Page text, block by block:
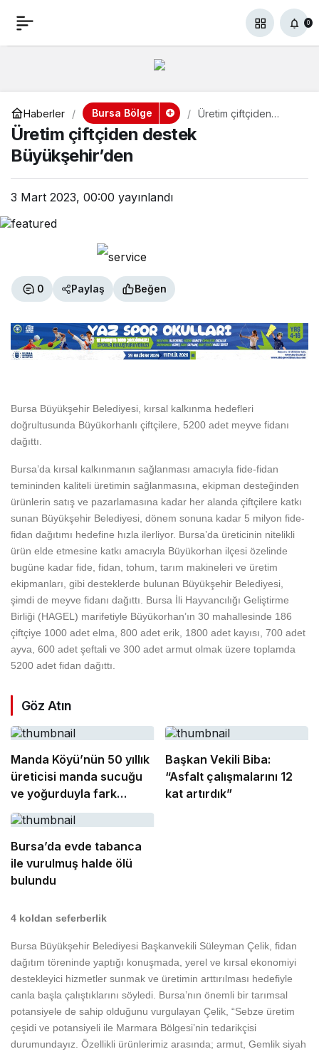
0
Haberler Bursa Bölge
Üretim çiftçiden
Üretim çiftçiden destek
Büyükşehir’den
3 Mart 2023, 00:00 yayınlandı
0 Paylaş Beğen
Bursa Büyükşehir Belediyesi, kırsal kalkınma hedefleri
doğrultusunda Büyükorhanlı çiftçilere, 5200 adet meyve fidanı
dağıttı.
Bursa’da kırsal kalkınmanın sağlanması amacıyla fide-fidan
temininden kaliteli üretimin sağlanmasına, ekipman desteğinden
ürünlerin satış ve pazarlamasına kadar her alanda çiftçilere katkı
sunan Büyükşehir Belediyesi, dönem sonuna kadar 5 milyon fide-
fidan dağıtımı hedefine hızla ilerliyor. Bursa’da üreticinin nitelikli
ürün elde etmesine katkı amacıyla Büyükorhan ilçesi özelinde
bugüne kadar fide, fidan, tohum, tarım makineleri ve üretim
ekipmanları, gibi desteklerde bulunan Büyükşehir Belediyesi,
şimdi de meyve fidanı dağıttı. Bursa İli Hayvancılığı Geliştirme
Birliği (HAGEL) marifetiyle Büyükorhan’ın 30 mahallesinde 186
çiftçiye 1000 adet elma, 800 adet erik, 1800 adet kayısı, 700 adet
ayva, 600 adet şeftali ve 300 adet armut olmak üzere toplamda
5200 adet fidan dağıttı.
Göz Atın
Manda Köyü’nün 50 yıllık
üreticisi manda sucuğu
ve yoğurduyla fark
oluşturdu
Başkan Vekili Biba:
“Asfalt çalışmalarını 12
kat artırdık”
Bursa’da evde tabanca
ile vurulmuş halde ölü
bulundu
4 koldan seferberlik
Bursa Büyükşehir Belediyesi Başkanvekili Süleyman Çelik, fidan
dağıtım töreninde yaptığı konuşmada, yerel ve kırsal ekonomiyi
destekleyici hizmetler sunmak ve üretimin arttırılması hedefiyle
canla başla çalıştıklarını söyledi. Bursa’nın önemli bir tarımsal
potansiyele de sahip olduğunu vurgulayan Çelik, “Sebze üretim
çeşidi ve potansiyeli ile Marmara Bölgesi’nin tedarikçisi
durumundayız. Özellikli ürünlerimiz arasında; armut, Gemlik siyah
Üretim çiftçiden destek 0 Paylaş